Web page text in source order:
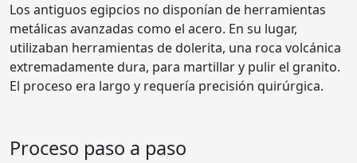
Los antiguos egipcios no disponían de herramientas
metálicas avanzadas como el acero. En su lugar,
utilizaban herramientas de dolerita, una roca volcánica
extremadamente dura, para martillar y pulir el granito.
El proceso era largo y requería precisión quirúrgica.
Proceso paso a paso